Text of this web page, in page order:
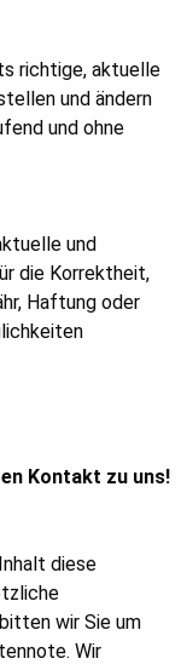
richtige, aktuelle
und ändern
und ohne
und
die Korrektheit,
Haftung oder
Kontakt zu uns!
diese
wir Sie um
Wir